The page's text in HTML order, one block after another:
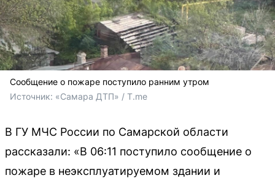
Сообщение о пожаре поступило ранним утром
Источник: «Самара ДТП» / T.me
В ГУ МЧС России по Самарской области
рассказали: «В 06:11 поступило сообщение о
пожаре в неэксплуатируемом здании и